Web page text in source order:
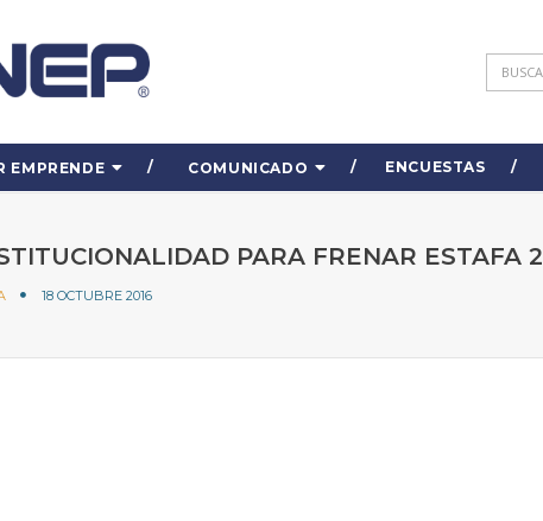
EMPRENDE COMUNICADO ENCUESTAS
PARA FRENAR ESTAFA 2
18 OCTUBRE 2016